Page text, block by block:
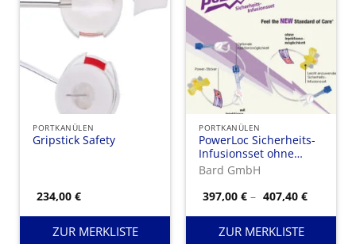
PORTKANÜLEN
Gripstick Safety
234,00€
ZUR MERKLISTE
PORTKANÜLEN
PowerLoc Sicherheits-
Infusionsset ohne
Injektionsmöglichkeit
Bard GmbH
397,00€ – 407,40€
397,00 €
bis
ZUR MERKLISTE